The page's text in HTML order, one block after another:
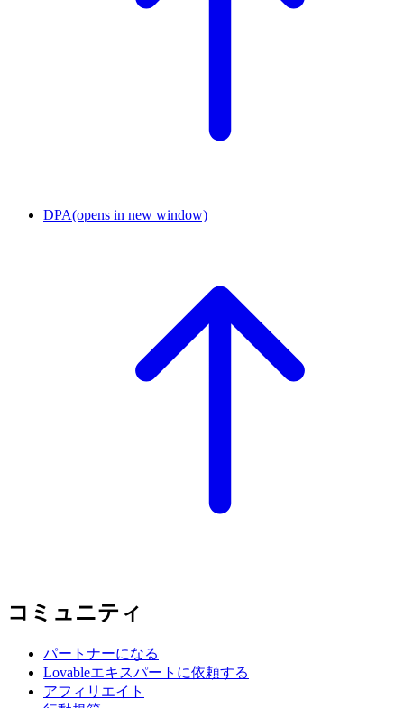
DPA(opens in new window)
コミュニティ
パートナーになる
Lovableエキスパートに依頼する
アフィリエイト